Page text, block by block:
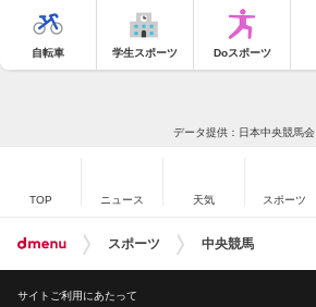
自転車 学生スポーツ Doスポーツ
データ提供：日本中央競馬会
TOP ニュース 天気 スポーツ
スポーツ 中央競馬
サイトご利用にあたって